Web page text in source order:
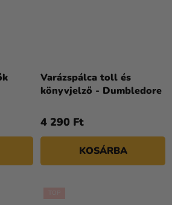
Varázspálca toll és
könyvjelző - Dumbledore
4 290 Ft
KOSÁRBA